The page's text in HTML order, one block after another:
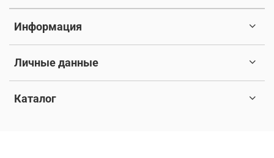
Информация
Личные данные
Каталог